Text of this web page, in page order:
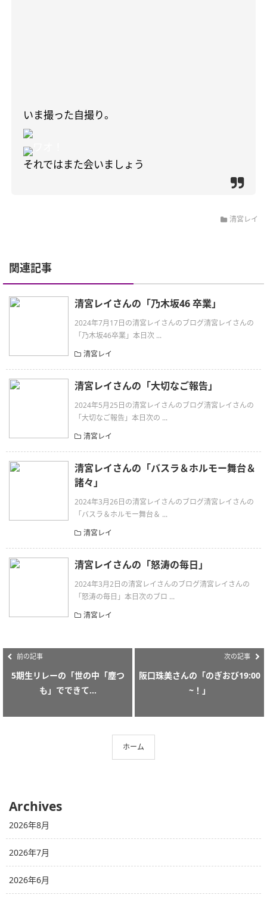
いま撮った自撮り。
それではまた会いましょう
清宮レイ
関連記事
清宮レイさんの「乃木坂46 卒業」
2024年7月17日の清宮レイさんのブログ清宮レイさんの
「乃木坂46卒業」本日次 ...
清宮レイ
清宮レイさんの「大切なご報告」
2024年5月25日の清宮レイさんのブログ清宮レイさんの
「大切なご報告」本日次の ...
清宮レイ
清宮レイさんの「バスラ＆ホルモー舞台＆
諸々」
2024年3月26日の清宮レイさんのブログ清宮レイさんの
「バスラ＆ホルモー舞台＆ ...
清宮レイ
清宮レイさんの「怒涛の毎日」
2024年3月2日の清宮レイさんのブログ清宮レイさんの
「怒涛の毎日」本日次のブロ ...
清宮レイ
前の記事
5期生リレーの「世の中「塵つ
も」でできて...
次の記事
阪口珠美さんの「のぎおび19:00
~！」
ホーム
Archives
2026年8月
2026年7月
2026年6月